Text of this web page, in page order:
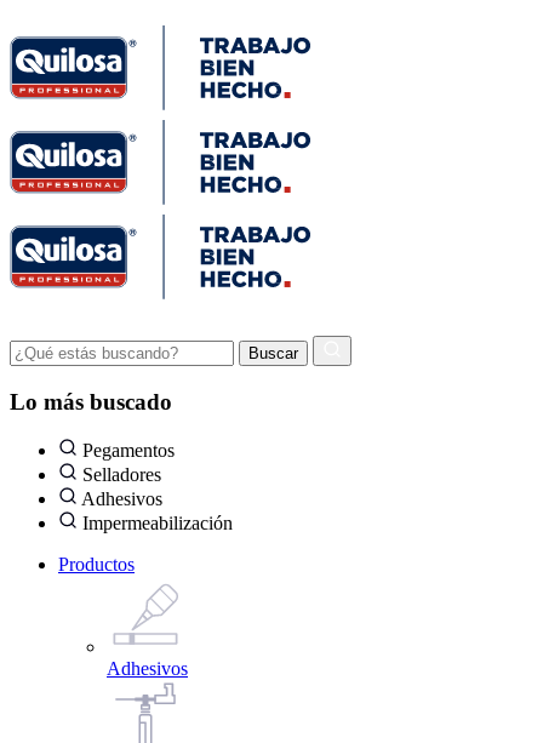
Lo más buscado
Pegamentos
Selladores
Adhesivos
Impermeabilización
Productos
Adhesivos